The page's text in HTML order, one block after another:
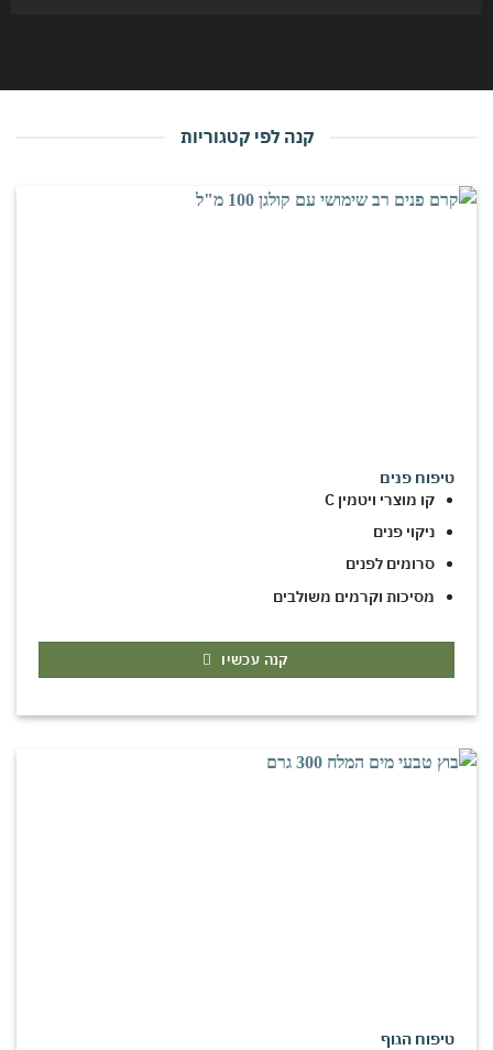
קנה לפי קטגוריות
טיפוח פנים
קו מוצרי ויטמין C
ניקוי פנים
סרומים לפנים
מסיכות וקרמים משולבים
קנה עכשיו
טיפוח הגוף